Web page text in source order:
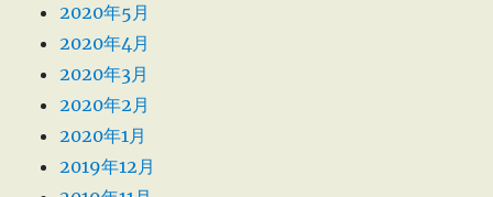
2020年5月
2020年4月
2020年3月
2020年2月
2020年1月
2019年12月